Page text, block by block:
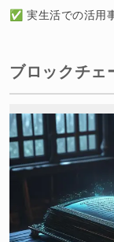
✅ 実生活での活用
ブロックチェ